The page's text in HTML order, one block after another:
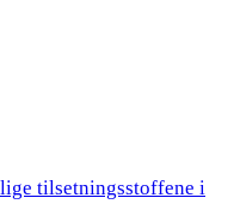
tilsetningsstoffene i